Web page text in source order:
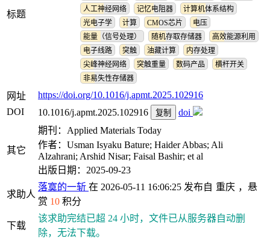
标题
人工神经网络
记忆电阻器
计算机体系结构
光电子学
计算 CMOS芯片
电压
能量（信号处理）
随机存取存储器
高效能源利用
电子线路
突触 油藏计算
内存处理
尖峰神经网络
突触重量 数码产品
横杆开关
非易失性存储器
网址
https://doi.org/10.1016/j.apmt.2025.102916
DOI
10.1016/j.apmt.2025.102916 复制 doi
其它
期刊：Applied Materials Today
作者：Usman Isyaku Bature; Haider Abbas; Ali
Alzahrani; Arshid Nisar; Faisal Bashir; et al
出版日期：2025-09-23
求助人
落寞的一斩 在 2026-05-11 16:06:25 发布自 重庆 ，悬
赏 10 积分
下载
该求助完结已超 24 小时，文件已从服务器自动删
除，无法下载。